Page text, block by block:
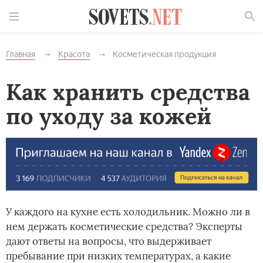
Главная Красота Косметическая продукция
Как хранить средства
по уходу за кожей
У каждого на кухне есть холодильник. Можно ли в
нем держать косметические средства? Эксперты
дают ответы на вопросы, что выдерживает
пребывание при низких температурах, а какие